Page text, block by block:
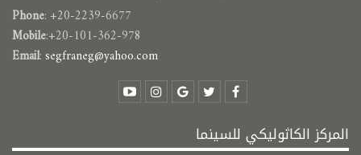
Phone: +20-2239-6677
Mobile:+20-101-362-978
Email:segfraneg@yahoo.com
المركز الكاثوليكي للسينما